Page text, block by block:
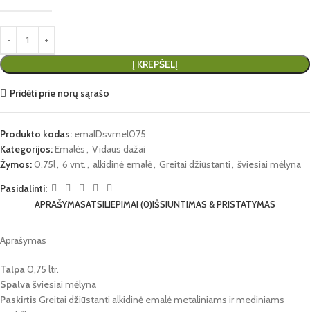
Į KREPŠELĮ
Pridėti prie norų sąrašo
Produkto kodas: emalDsvmel075
Kategorijos:Emalės, Vidaus dažai
Žymos:0.75l, 6 vnt., alkidinė emalė, Greitai džiūstanti, šviesiai mėlyna
Pasidalinti:
APRAŠYMASATSILIEPIMAI (0)IŠSIUNTIMAS & PRISTATYMAS
Aprašymas
Talpa0,75 ltr.
Spalvašviesiai mėlyna
Paskirtis Greitai džiūstanti alkidinė emalė metaliniams ir mediniams